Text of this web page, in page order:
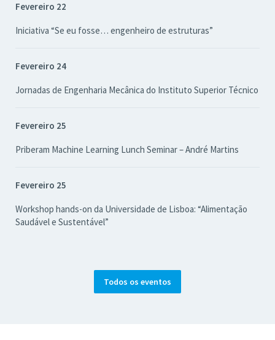
Fevereiro 22
Iniciativa “Se eu fosse… engenheiro de estruturas”
Fevereiro 24
Jornadas de Engenharia Mecânica do Instituto Superior Técnico
Fevereiro 25
Priberam Machine Learning Lunch Seminar – André Martins
Fevereiro 25
Workshop hands-on da Universidade de Lisboa: “Alimentação
Saudável e Sustentável”
Todos os eventos